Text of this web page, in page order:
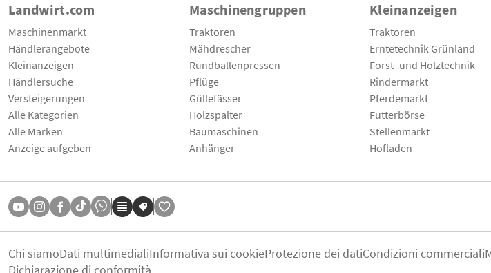
Landwirt.com
Maschinenmarkt
Händlerangebote
Kleinanzeigen
Händlersuche
Versteigerungen
Alle Kategorien
Alle Marken
Anzeige aufgeben
Maschinengruppen
Traktoren
Mähdrescher
Rundballenpressen
Pflüge
Güllefässer
Holzspalter
Baumaschinen
Anhänger
Kleinanzeigen
Traktoren
Erntetechnik Grünland
Forst- und Holztechnik
Rindermarkt
Pferdemarkt
Futterbörse
Stellenmarkt
Hofladen
Chi siamoDati multimedialiInformativa sui cookieProtezione dei datiCondizioni commerciali